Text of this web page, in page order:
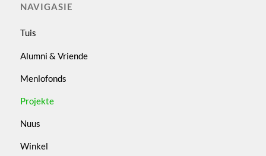
NAVIGASIE
Tuis
Alumni & Vriende
Menlofonds
Projekte
Nuus
Winkel